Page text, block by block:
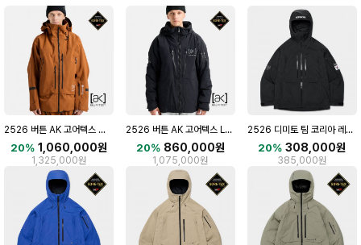
2526 버튼 AK 고어텍스 아크마 프로 3L 보드복 자켓 CHESTNUT BROWN
20% 1,060,000원
1,325,000원
2526 버튼 AK 고어텍스 LZ 보드복 자켓 TRUE BLACK
20% 860,000원
1,075,000원
2526 디미토 팀 코리아 레플리카 2L 보드복 자켓 BLACK
20% 308,000원
385,000원